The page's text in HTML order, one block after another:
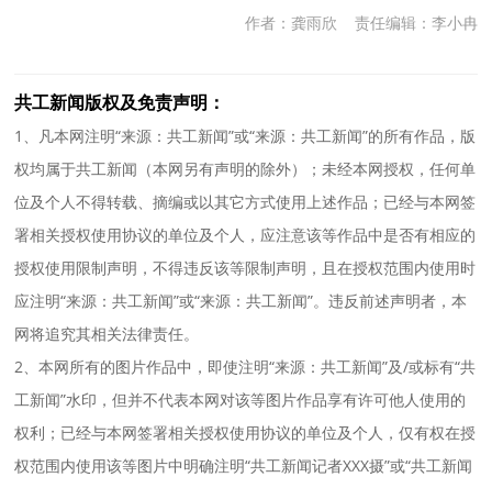
作者：龚雨欣 责任编辑：李小冉
共工新闻版权及免责声明：
1、凡本网注明“来源：共工新闻”或“来源：共工新闻”的所有作品，版
权均属于共工新闻（本网另有声明的除外）；未经本网授权，任何单
位及个人不得转载、摘编或以其它方式使用上述作品；已经与本网签
署相关授权使用协议的单位及个人，应注意该等作品中是否有相应的
授权使用限制声明，不得违反该等限制声明，且在授权范围内使用时
应注明“来源：共工新闻”或“来源：共工新闻”。违反前述声明者，本
网将追究其相关法律责任。
2、本网所有的图片作品中，即使注明“来源：共工新闻”及/或标有“共
工新闻”水印，但并不代表本网对该等图片作品享有许可他人使用的
权利；已经与本网签署相关授权使用协议的单位及个人，仅有权在授
权范围内使用该等图片中明确注明“共工新闻记者XXX摄”或“共工新闻